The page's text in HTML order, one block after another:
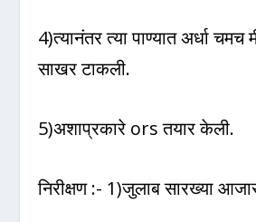
4)त्यानंतर त्या पाण्यात अर्धा
साखर टाकली.
5)अशाप्रकारे ors तयार केली.
निरीक्षण :- 1)जुलाब सारख्या